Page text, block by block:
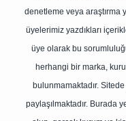
denetleme veya araştırma
üyelerimiz yazdıkları
üye olarak bu
herhangi bir marka,
bulunmamaktadır. Sitede
paylaşılmaktadır. Burada